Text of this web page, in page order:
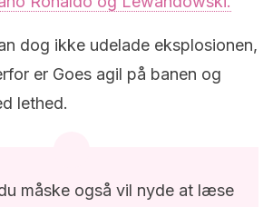
dog ikke udelade eksplosionen,
er Goes agil på banen og
lethed.
måske også vil nyde at læse